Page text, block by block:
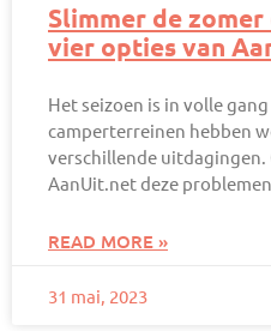
Slimmer de
vier opties van
Het seizoen is in volle
camperterreinen hebben
verschillende uitdagingen.
AanUit.net deze
READ MORE »
31 mai, 2023